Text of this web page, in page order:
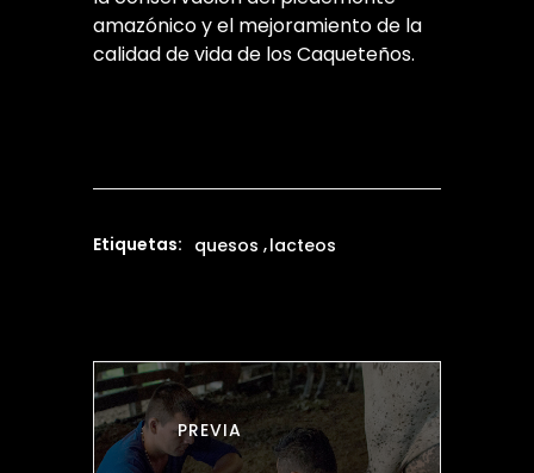
amazónico y el mejoramiento de la
calidad de vida de los Caqueteños.
Etiquetas: quesos lacteos
PREVIA